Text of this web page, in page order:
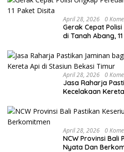
April 28, 2026 0
Gerak Cepat
di Tanah Abang,
April 28, 2026 0
Jasa Raharja
Kecelakaan
April 28, 2026 0
NCW Provinsi Bali
Nyata Dan